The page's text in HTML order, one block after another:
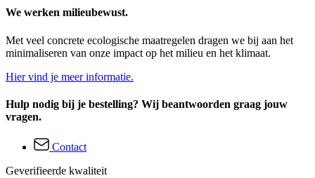
We werken milieubewust.
Met veel concrete ecologische maatregelen dragen we bij aan het
minimaliseren van onze impact op het milieu en het klimaat.
Hier vind je meer informatie.
Hulp nodig bij je bestelling? Wij beantwoorden graag jouw
vragen.
Contact
Geverifieerde kwaliteit